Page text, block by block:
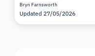
Bryn Farnsworth
Updated 27/05/2026